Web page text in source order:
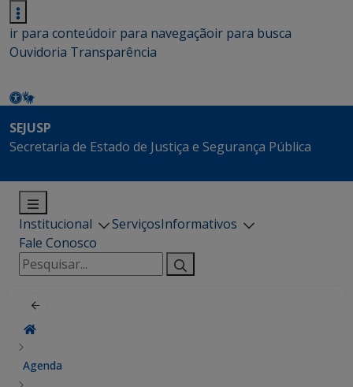
ir para conteúdoir para navegaçãoir para busca
Ouvidoria Transparência
SEJUSP
Secretaria de Estado de Justiça e Segurança Pública
Institucional ServiçosInformativos
Fale Conosco
Pesquisar
por:
Agenda